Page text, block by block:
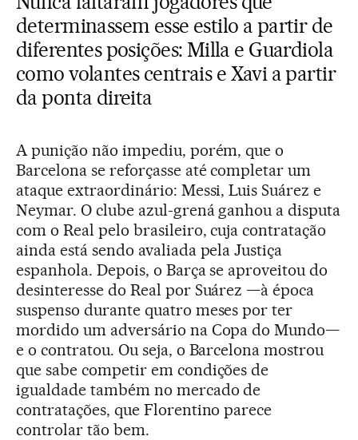
determinassem esse estilo a partir de
diferentes posições: Milla e Guardiola
como volantes centrais e Xavi a partir
da ponta direita
A punição não impediu, porém, que o
Barcelona se reforçasse até completar um
ataque extraordinário: Messi, Luis Suárez e
Neymar. O clube azul-grená ganhou a disputa
com o Real pelo brasileiro, cuja contratação
ainda está sendo avaliada pela Justiça
espanhola. Depois, o Barça se aproveitou do
desinteresse do Real por Suárez —à época
suspenso durante quatro meses por ter
mordido um adversário na Copa do Mundo—
e o contratou. Ou seja, o Barcelona mostrou
que sabe competir em condições de
igualdade também no mercado de
contratações, que Florentino parece
controlar tão bem.